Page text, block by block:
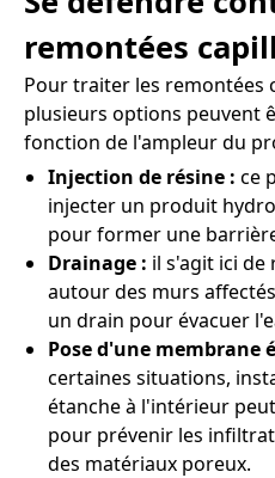
remontées
Pour traiter les remontées
plusieurs options peuvent
fonction de l'ampleur du
Injection de résine : ce
injecter un produit
pour former une
Drainage : il s'agit ici de
autour des murs
un drain pour évacuer
Pose d'une membrane
certaines situations,
étanche à l'intérieur
pour prévenir les
des matériaux poreux.